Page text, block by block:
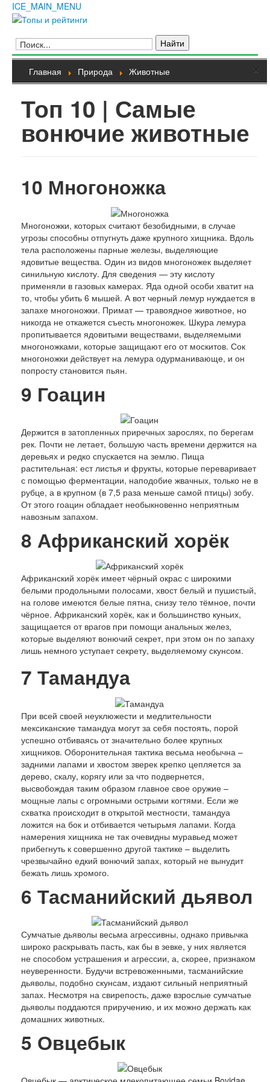
ICE_MAIN_MENU
Главная
Фильмы
Сериалы
Мультфильмы
Культура
Музыка
Мода и стиль
Животные
Растения
Космос
Интернет
Еда
Блюда
Полезное
Города и страны
Вооружение
Люди
Спорт
История
×
Главная Природа Животные
Топ 10 | Самые
вонючие животные
10 Многоножка
Многоножки, которых считают безобидными, в случае
угрозы способны отпугнуть даже крупного хищника. Вдоль
тела расположены парные железы, выделяющие
ядовитые вещества. Один из видов многоножек выделяет
синильную кислоту. Для сведения — эту кислоту
применяли в газовых камерах. Яда одной особи хватит на
то, чтобы убить 6 мышей. А вот черный лемур нуждается в
запахе многоножки. Примат — травоядное животное, но
никогда не откажется съесть многоножек. Шкура лемура
пропитывается ядовитыми веществами, выделяемыми
многоножками, которые защищают его от москитов. Сок
многоножки действует на лемура одурманивающе, и он
попросту становится пьян.
9 Гоацин
Держится в затопленных приречных зарослях, по берегам
рек. Почти не летает, большую часть времени держится на
деревьях и редко спускается на землю. Пища
растительная: ест листья и фрукты, которые переваривает
с помощью ферментации, наподобие жвачных, только не в
рубце, а в крупном (в 7,5 раза меньше самой птицы) зобу.
От этого гоацин обладает необыкновенно неприятным
навозным запахом.
8 Африканский хорёк
Африканский хорёк имеет чёрный окрас с широкими
белыми продольными полосами, хвост белый и пушистый,
на голове имеются белые пятна, снизу тело тёмное, почти
чёрное. Африканский хорёк, как и большинство куньих,
защищается от врагов при помощи анальных желез,
которые выделяют вонючий секрет, при этом он по запаху
лишь немного уступает секрету, выделяемому скунсом.
7 Тамандуа
При всей своей неуклюжести и медлительности
мексиканские тамандуа могут за себя постоять, порой
успешно отбиваясь от значительно более крупных
хищников. Оборонительная тактика весьма необычна –
задними лапами и хвостом зверек крепко цепляется за
дерево, скалу, корягу или за что подвернется,
высвобождая таким образом главное свое оружие –
мощные лапы с огромными острыми когтями. Если же
схватка происходит в открытой местности, тамандуа
ложится на бок и отбивается четырьмя лапами. Когда
намерения хищника не так очевидны муравьед может
прибегнуть к совершенно другой тактике – выделить
чрезвычайно едкий вонючий запах, который не вынудит
бежать лишь хромого.
6 Тасманийский дьявол
Сумчатые дьяволы весьма агрессивны, однако привычка
широко раскрывать пасть, как бы в зевке, у них является
не способом устрашения и агрессии, а, скорее, признаком
неуверенности. Будучи встревоженными, тасманийские
дьяволы, подобно скунсам, издают сильный неприятный
запах. Несмотря на свирепость, даже взрослые сумчатые
дьяволы поддаются приручению, и их можно держать как
домашних животных.
5 Овцебык